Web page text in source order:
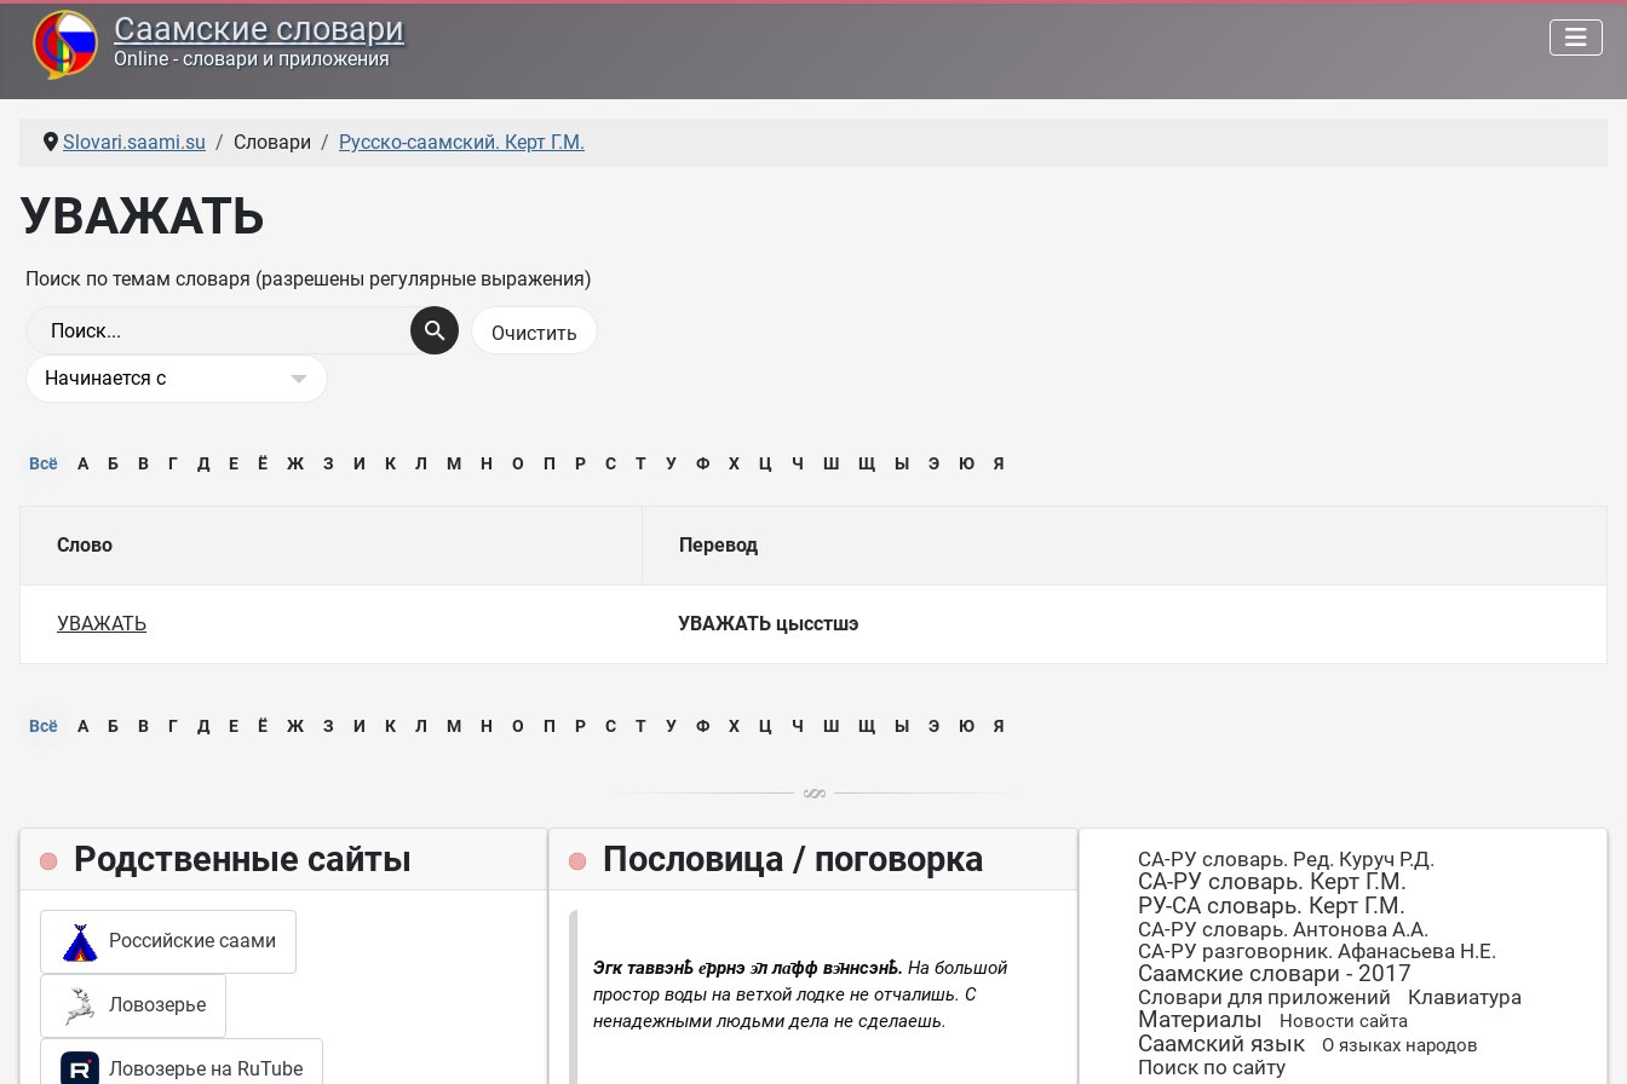
Саамские словари
Online - словари и приложения
Slovari.saami.su Словари Русско-саамский. Керт Г.М.
УВАЖАТЬ
Поиск по темам словаря (разрешены регулярные выражения)
Всё А Б В Г Д Е Ё Ж З И К Л М Н О П Р С Т У Ф Х Ц Ч Ш Щ Ы Э Ю Я
Слово Перевод
УВАЖАТЬ УВАЖАТЬ цысстшэ
Всё А Б В Г Д Е Ё Ж З И К Л М Н О П Р С Т У Ф Х Ц Ч Ш Щ Ы Э Ю Я
Родственные сайты
Российские саами
Ловозерье
Ловозерье на RuTube
Пословица / поговорка
Эгк таввэнҍ е̄ррнэ э̄л ла̄фф вэ̄ннсэнҍ. На большой
простор воды на ветхой лодке не отчалишь. С
ненадежными людьми дела не сделаешь.
СА-РУ словарь. Ред. Куруч Р.Д.
СА-РУ словарь. Керт Г.М.
РУ-СА словарь. Керт Г.М.
СА-РУ словарь. Антонова А.А.
СА-РУ разговорник. Афанасьева Н.Е.
Саамские словари - 2017
Словари для приложений Клавиатура
Материалы Новости сайта
Саамский язык О языках народов
Поиск по сайту